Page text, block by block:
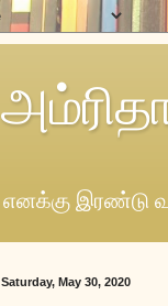
எனக்கு இரண்டு
Saturday, May 30, 2020